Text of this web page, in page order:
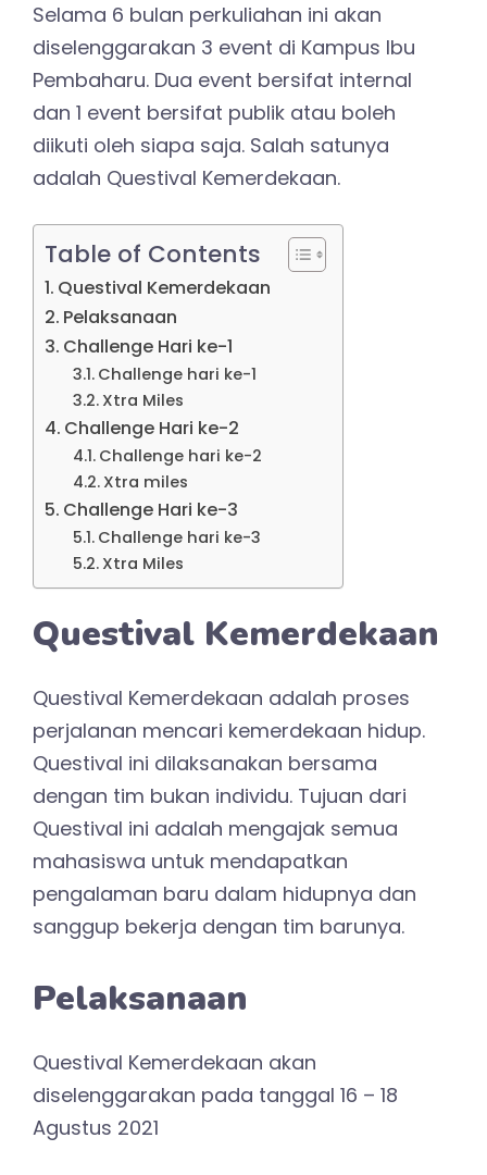
Selama 6 bulan perkuliahan ini akan
diselenggarakan 3 event di Kampus Ibu
Pembaharu. Dua event bersifat internal
dan 1 event bersifat publik atau boleh
diikuti oleh siapa saja. Salah satunya
adalah Questival Kemerdekaan.
Table of Contents
Questival Kemerdekaan
Pelaksanaan
Challenge Hari ke-1
Challenge hari ke-1
Xtra Miles
Challenge Hari ke-2
Challenge hari ke-2
Xtra miles
Challenge Hari ke-3
Challenge hari ke-3
Xtra Miles
Questival Kemerdekaan
Questival Kemerdekaan adalah proses
perjalanan mencari kemerdekaan hidup.
Questival ini dilaksanakan bersama
dengan tim bukan individu. Tujuan dari
Questival ini adalah mengajak semua
mahasiswa untuk mendapatkan
pengalaman baru dalam hidupnya dan
sanggup bekerja dengan tim barunya.
Pelaksanaan
Questival Kemerdekaan akan
diselenggarakan pada tanggal 16 – 18
Agustus 2021